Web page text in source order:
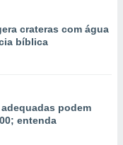
crateras com água
bíblica
podem
entenda